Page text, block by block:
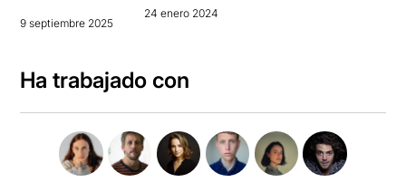
9 septiembre 2025
24 enero 2024
Ha trabajado con